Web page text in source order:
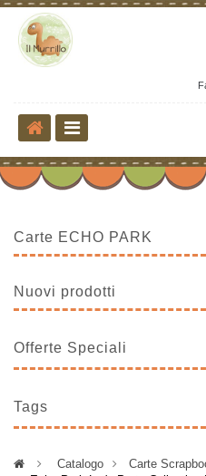
Carte ECHO PARK
Nuovi prodotti
Offerte Speciali
Tags
> Catalogo > Carte